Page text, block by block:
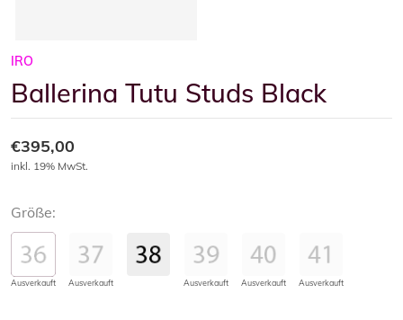
IRO
Ballerina Tutu Studs Black
Größe:
Ausverkauft Ausverkauft Ausverkauft Ausverkauft Ausverkauft
€395,00
inkl. 19% MwSt.